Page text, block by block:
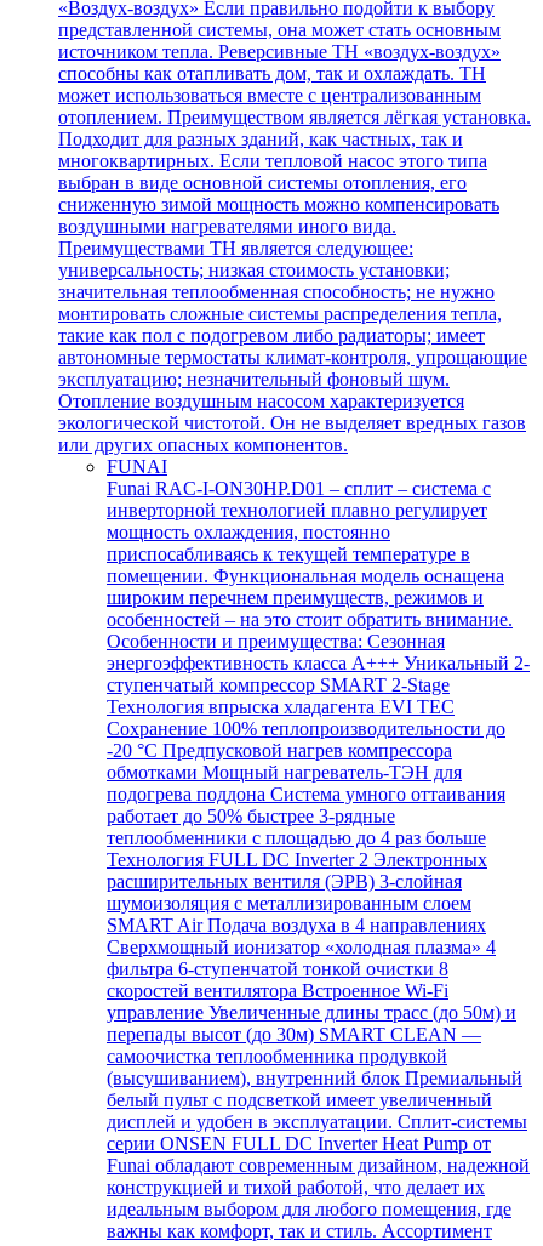
«Воздух-воздух» Если правильно подойти к выбору
представленной системы, она может стать основным
источником тепла. Реверсивные ТН «воздух-воздух»
способны как отапливать дом, так и охлаждать. ТН
может использоваться вместе с централизованным
отоплением. Преимуществом является лёгкая установка.
Подходит для разных зданий, как частных, так и
многоквартирных. Если тепловой насос этого типа
выбран в виде основной системы отопления, его
сниженную зимой мощность можно компенсировать
воздушными нагревателями иного вида.
Преимуществами ТН является следующее:
универсальность; низкая стоимость установки;
значительная теплообменная способность; не нужно
монтировать сложные системы распределения тепла,
такие как пол с подогревом либо радиаторы; имеет
автономные термостаты климат-контроля, упрощающие
эксплуатацию; незначительный фоновый шум.
Отопление воздушным насосом характеризуется
экологической чистотой. Он не выделяет вредных газов
или других опасных компонентов.
FUNAI
Funai RAC-I-ON30HP.D01 – сплит – система с
инверторной технологией плавно регулирует
мощность охлаждения, постоянно
приспосабливаясь к текущей температуре в
помещении. Функциональная модель оснащена
широким перечнем преимуществ, режимов и
особенностей – на это стоит обратить внимание.
Особенности и преимущества: Сезонная
энергоэффективность класса А+++ Уникальный 2-
ступенчатый компрессор SMART 2-Stage
Технология впрыска хладагента EVI TEC
Сохранение 100% теплопроизводительности до
-20 °C Предпусковой нагрев компрессора
обмотками Мощный нагреватель-ТЭН для
подогрева поддона Система умного оттаивания
работает до 50% быстрее 3-рядные
теплообменники с площадью до 4 раз больше
Технология FULL DC Inverter 2 Электронных
расширительных вентиля (ЭРВ) 3-слойная
шумоизоляция с металлизированным слоем
SMART Air Подача воздуха в 4 направлениях
Сверхмощный ионизатор «холодная плазма» 4
фильтра 6-ступенчатой тонкой очистки 8
скоростей вентилятора Встроенное Wi-Fi
управление Увеличенные длины трасс (до 50м) и
перепады высот (до 30м) SMART CLEAN —
самоочистка теплообменника продувкой
(высушиванием), внутренний блок Премиальный
белый пульт с подсветкой имеет увеличенный
дисплей и удобен в эксплуатации. Сплит-системы
серии ONSEN FULL DC Inverter Heat Pump от
Funai обладают современным дизайном, надежной
конструкцией и тихой работой, что делает их
идеальным выбором для любого помещения, где
важны как комфорт, так и стиль. Ассортимент